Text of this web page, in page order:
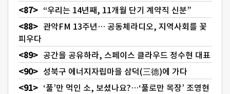
“우리는 14년째, 11개월 단기 계약직 신분”
관악FM 13주년… 공동체라디오, 지역사회를 꽃
피우다
공간을 공유하라, 스페이스 클라우드 정수현 대표
성북구 에너지자립마을 삼덕(三德)에 가다
‘풀’만 먹인 소, 보셨나요?…‘풀로만 목장’ 조영현